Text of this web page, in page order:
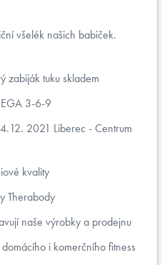
všelék našich babiček.
zabiják tuku skladem
3-6-9
2021 Liberec - Centrum
kvality
Therabody
naše výrobky a prodejnu
i komerčního fitness